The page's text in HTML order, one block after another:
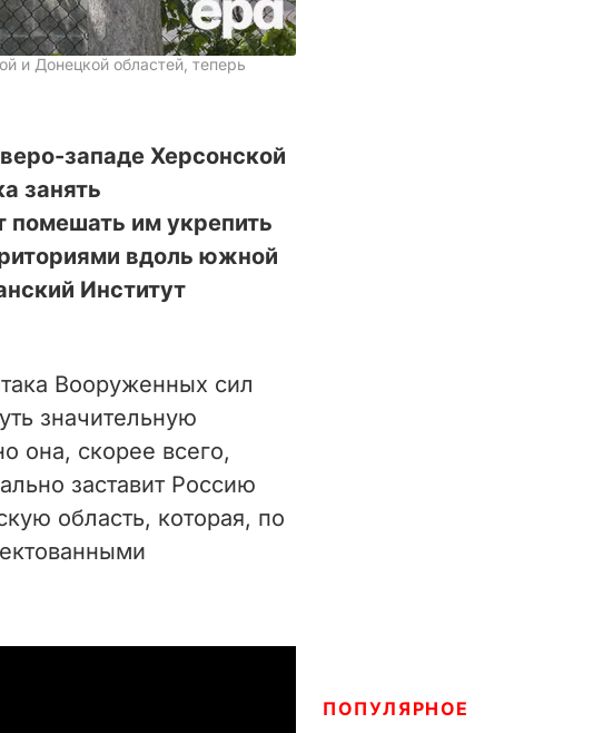
и Донецкой областей, теперь
западе Херсонской
занять
помешать им укрепить
вдоль южной
Институт
Вооруженных сил
значительную
она, скорее всего,
заставит Россию
область, которая, по
ПОПУЛЯРНОЕ